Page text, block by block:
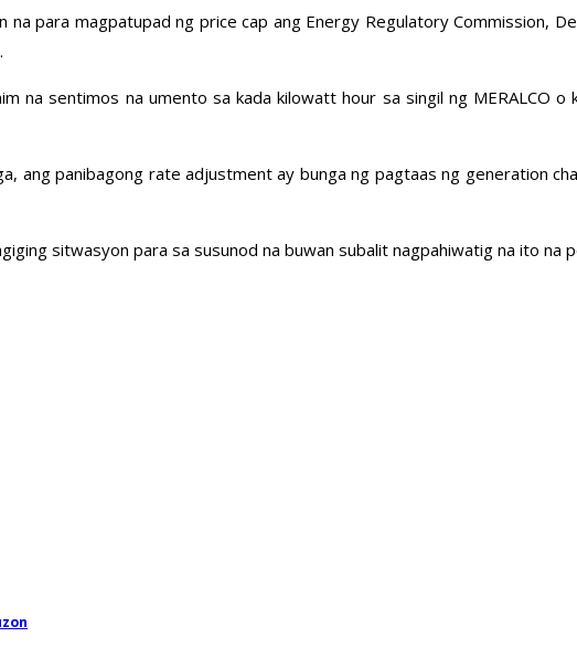
na para magpatupad ng price cap ang Energy Regulatory
na sentimos na umento sa kada kilowatt hour sa singil ng MERALCO
ang panibagong rate adjustment ay bunga ng pagtaas ng generation
sitwasyon para sa susunod na buwan subalit nagpahiwatig na ito